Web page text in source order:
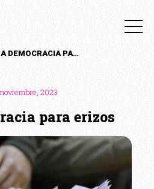
UNA DEMOCRACIA PARA ERIZOS
2023
para erizos